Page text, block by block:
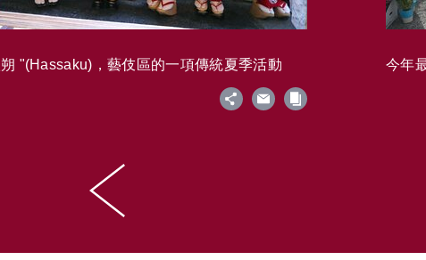
"(Hassaku)，藝伎區的一項傳統夏季活動 今年